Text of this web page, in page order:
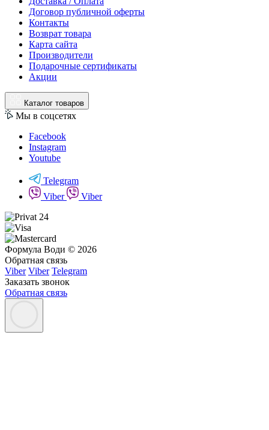
Договор публичной оферты
Контакты
Возврат товара
Карта сайта
Производители
Подарочные сертификаты
Акции
Каталог товаров
Мы в соцсетях
Facebook
Instagram
Youtube
Telegram
Viber
Viber
Формула Води © 2026
Обратная связь
Viber Viber Telegram
Заказать звонок
Обратная связь